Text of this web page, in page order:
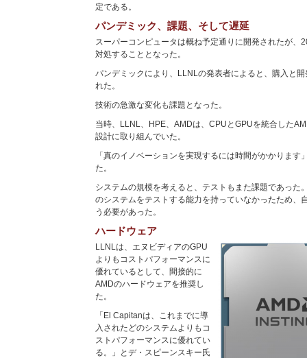
定である。
パンデミック、課題、そして遅延
スーパーコンピュータは概ね予定通りに開発されたが、
対処することとなった。
パンデミックにより、LLNLの発表者によると、購入と
れた。
技術の急激な変化も課題となった。
当時、LLNL、HPE、AMDは、CPUとGPUを統合した
設計に取り組んでいた。
「真のイノベーションを実現するには時間がかかります
た。
システムの規模を考えると、テストもまた課題であった
のシステムをテストする能力を持っていなかったため、
う必要があった。
ハードウェア
LLNLは、エヌビディアのGPU
よりもコストパフォーマンスに
優れているとして、間接的に
AMDのハードウェアを推奨し
た。
「El Capitanは、これまでに導
入されたどのシステムよりもコ
ストパフォーマンスに優れてい
る。」とデ・スピーンスキー氏